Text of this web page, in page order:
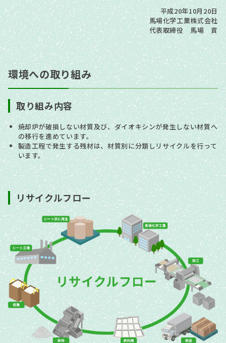
平成20年10月20日
馬場化学工業株式会社
代表取締役 馬場 貢
環境への取り組み
取り組み内容
焼却炉が破損しない材質及び、ダイオキシンが発生しない材質へ
の移行を進めています。
製造工程で発生する残材は、材質別に分類しリサイクルを行って
います。
リサイクルフロー